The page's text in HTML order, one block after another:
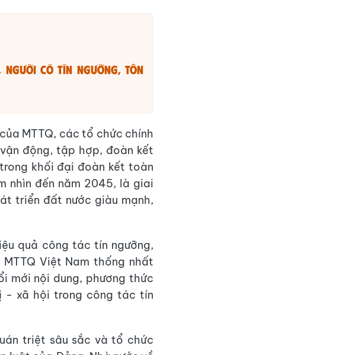
người có tín ngưỡng, tôn
MTTQ, các tổ chức chính
động, tập hợp, đoàn kết
khối đại đoàn kết toàn
nhìn đến năm 2045, là giai
triển đất nước giàu mạnh,
quả công tác tín ngưỡng,
Việt Nam thống nhất
mới nội dung, phương thức
- xã hội trong công tác tín
triệt sâu sắc và tổ chức